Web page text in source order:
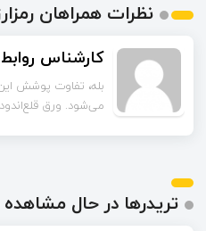
نظرات همراهان
کارشناس
بله، تفاوت پوشش
می‌شود. ورق
تریدرها در حال